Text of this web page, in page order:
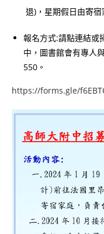
退)，星期假日由寄宿
報名方式:請點連結或
中，圖書館會有專人
550。
https://forms.gle/